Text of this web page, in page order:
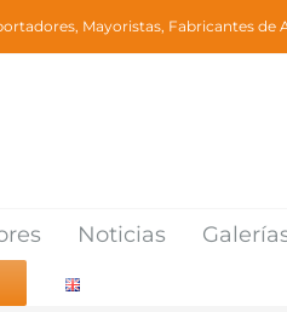
Mayoristas, Fabricantes de
Noticias